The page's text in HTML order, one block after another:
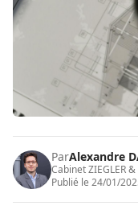
ParAlexandre
Cabinet ZIEGLER
Publié le 24/01/